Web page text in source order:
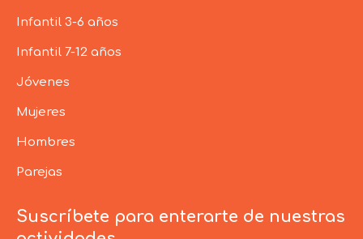
Infantil 3-6 años
Infantil 7-12 años
Jóvenes
Mujeres
Hombres
Parejas
Suscríbete para enterarte de nuestras